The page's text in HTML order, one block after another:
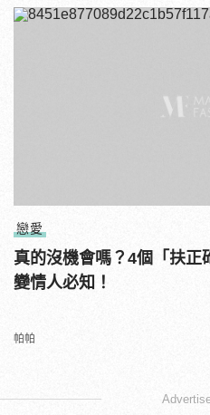
戀愛
真的沒機會嗎？4個「扶正
變情人必知！
帕帕